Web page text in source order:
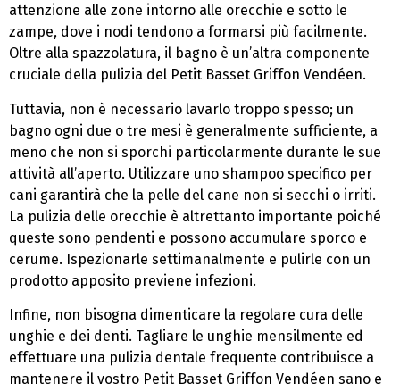
attenzione alle zone intorno alle orecchie e sotto le
zampe, dove i nodi tendono a formarsi più facilmente.
Oltre alla spazzolatura, il bagno è un’altra componente
cruciale della pulizia del Petit Basset Griffon Vendéen.
Tuttavia, non è necessario lavarlo troppo spesso; un
bagno ogni due o tre mesi è generalmente sufficiente, a
meno che non si sporchi particolarmente durante le sue
attività all’aperto. Utilizzare uno shampoo specifico per
cani garantirà che la pelle del cane non si secchi o irriti.
La pulizia delle orecchie è altrettanto importante poiché
queste sono pendenti e possono accumulare sporco e
cerume. Ispezionarle settimanalmente e pulirle con un
prodotto apposito previene infezioni.
Infine, non bisogna dimenticare la regolare cura delle
unghie e dei denti. Tagliare le unghie mensilmente ed
effettuare una pulizia dentale frequente contribuisce a
mantenere il vostro Petit Basset Griffon Vendéen sano e